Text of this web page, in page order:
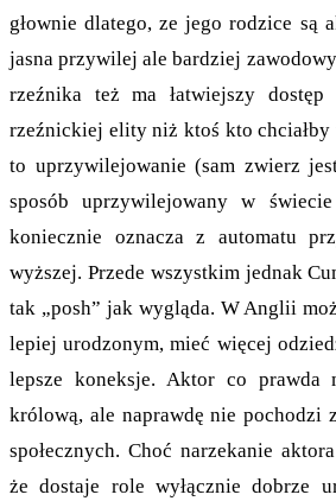
głownie dlatego, ze jego rodzice są
jasna przywilej ale bardziej
rzeźnika też ma łatwiejszy
rzeźnickiej elity niż ktoś kto chciałby
to uprzywilejowanie (sam zwierz
sposób uprzywilejowany w
koniecznie oznacza z automatu
wyższej. Przede wszystkim jednak
tak „posh” jak wygląda. W Anglii
lepiej urodzonym, mieć więcej
lepsze koneksje. Aktor co prawda
królową, ale naprawdę nie pochodzi
społecznych. Choć narzekanie
że dostaje role wyłącznie dobrze